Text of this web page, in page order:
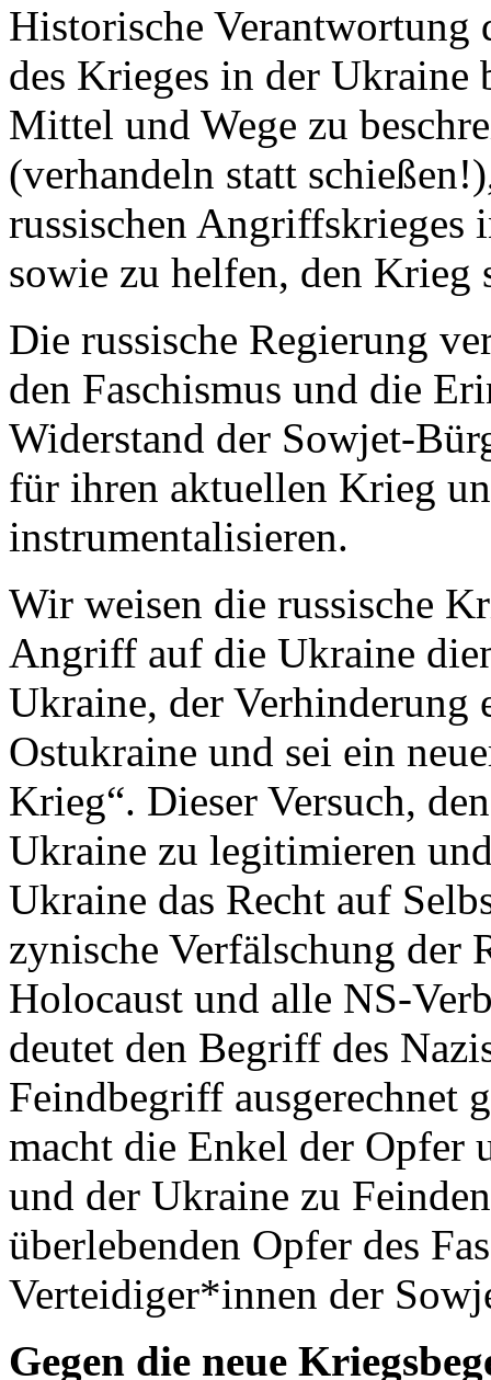
Historische
des Krieges in der Ukraine
Mittel und Wege zu
(verhandeln statt
russischen Angriffskrieges
sowie zu helfen, den Krieg
Die russische Regierung
den Faschismus und die
Widerstand der Sowjet-
für ihren aktuellen Krieg
instrumentalisieren.
Wir weisen die russische
Angriff auf die Ukraine
Ukraine, der Verhinderung
Ostukraine und sei ein
Krieg“. Dieser Versuch,
Ukraine zu legitimieren
Ukraine das Recht auf
zynische Verfälschung der
Holocaust und alle NS-
deutet den Begriff des
Feindbegriff ausgerechnet
macht die Enkel der Opfer
und der Ukraine zu
überlebenden Opfer des
Verteidiger*innen der
Gegen die neue